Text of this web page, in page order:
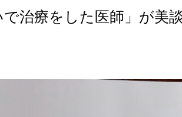
で治療をした医師」が美